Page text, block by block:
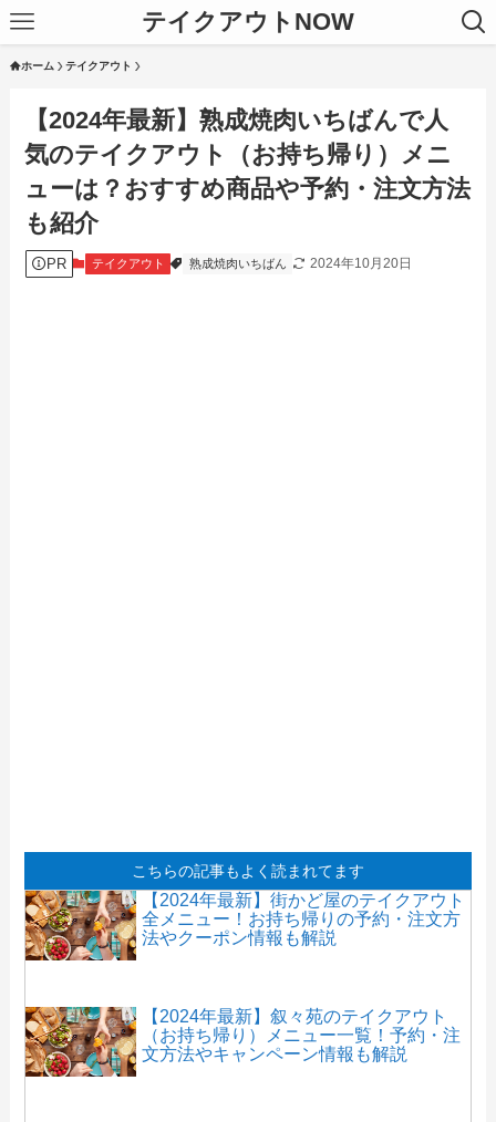
テイクアウトNOW
ホーム テイクアウト
【2024年最新】熟成焼肉いちばんで人
気のテイクアウト（お持ち帰り）メニ
ューは？おすすめ商品や予約・注文方法
も紹介
PR テイクアウト 熟成焼肉いちばん 2024年10月20日
こちらの記事もよく読まれてます
【2024年最新】街かど屋のテイクアウト
全メニュー！お持ち帰りの予約・注文方
法やクーポン情報も解説
【2024年最新】叙々苑のテイクアウト
（お持ち帰り）メニュー一覧！予約・注
文方法やキャンペーン情報も解説